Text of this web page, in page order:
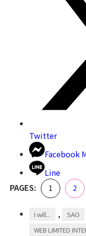
Twitter
Facebook
Line
PAGES:
Page
1 Page
2
I will... , SAO
WEB LIMITED